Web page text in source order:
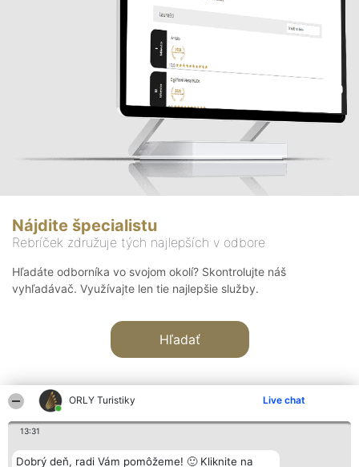
ORLY Turistiky Live chat
13:31
Dobrý deň, radi Vám pomôžeme! 🙂 Kliknite na
Nájdite špecialistu
Rebríček združuje tých najlepších v odbore
Hľadáte odborníka vo svojom okolí? Skontrolujte náš
vyhľadávač. Využívajte len tie najlepšie služby.
Hľadať
Organizátor hodnotenia Hodnotenie Kontakt